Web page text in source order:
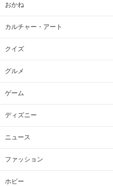
おかね
カルチャー・アート
クイズ
グルメ
ゲーム
ディズニー
ニュース
ファッション
ホビー